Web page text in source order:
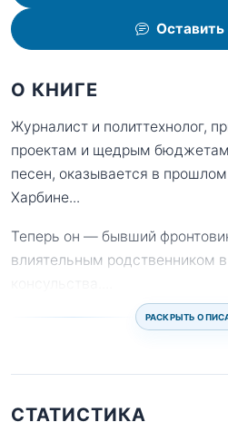
О КНИГЕ
Журналист и политтехнолог,
проектам и щедрым
песен, оказывается в
Харбине...
Теперь он — бывший
влиятельным родственником
РАСКРЫТЬ
СТАТИСТИКА